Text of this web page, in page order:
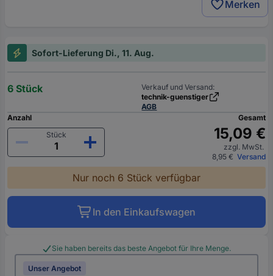
Merken
Sofort-Lieferung Di., 11. Aug.
6 Stück
Verkauf und Versand:
technik-guenstiger
AGB
Anzahl
Stück
Gesamt
15,09 €
zzgl. MwSt.
8,95 € Versand
Nur noch 6 Stück verfügbar
In den Einkaufswagen
Sie haben bereits das beste Angebot für Ihre Menge.
Unser Angebot